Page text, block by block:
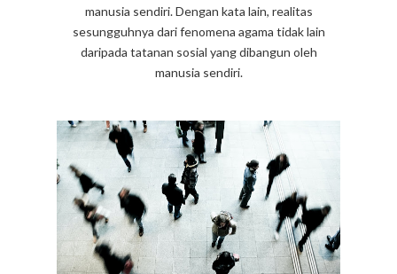
manusia sendiri. Dengan kata lain, realitas
sesungguhnya dari fenomena agama tidak lain
daripada tatanan sosial yang dibangun oleh
manusia sendiri.